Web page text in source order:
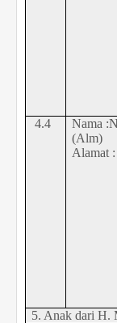
4.4
Nama
(Alm)
Alamat
5. Anak dari H.